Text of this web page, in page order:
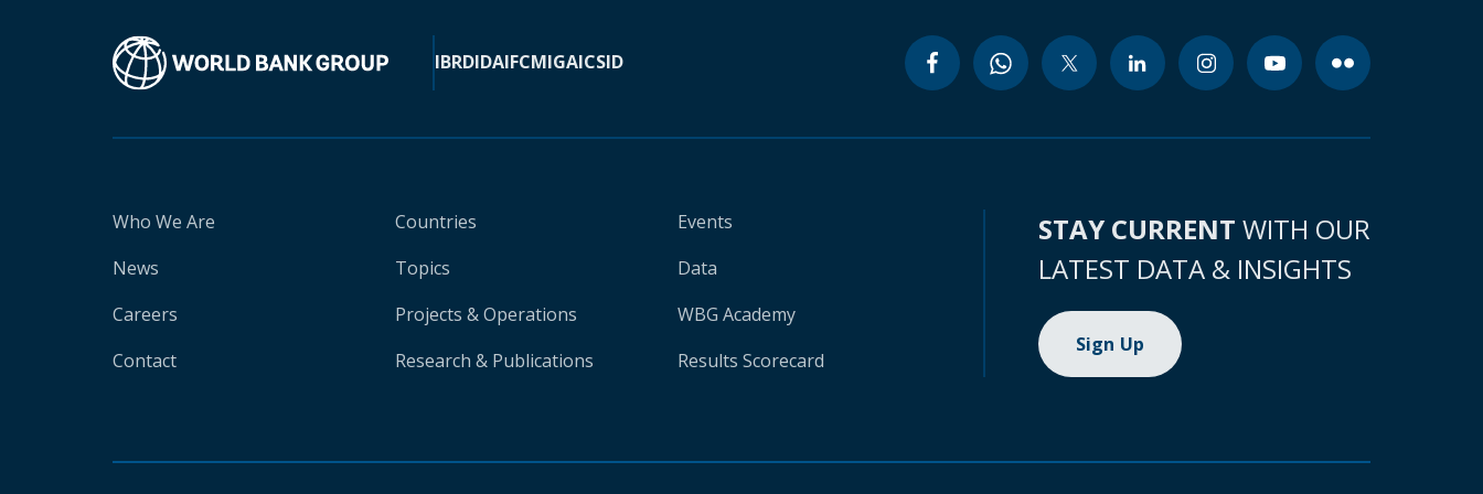
IBRDIDAIFCMIGAICSID
Who We Are
News
Careers
Contact
Countries
Topics
Projects & Operations
Research & Publications
Events
Data
WBG Academy
Results Scorecard
STAY CURRENT WITH OUR
LATEST DATA & INSIGHTS
Sign Up